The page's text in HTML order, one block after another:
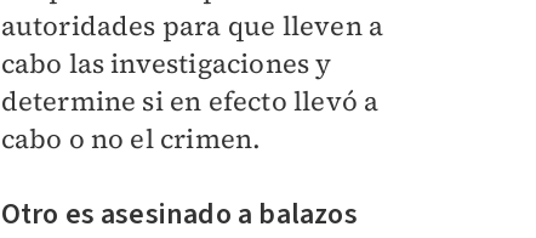
autoridades para que lleven a
cabo las investigaciones y
determine si en efecto llevó a
cabo o no el crimen.
Otro es asesinado a balazos